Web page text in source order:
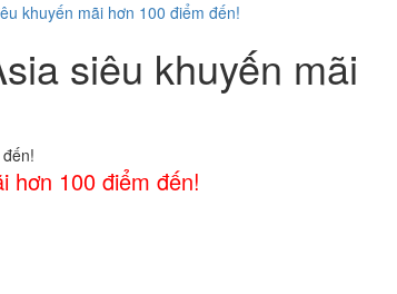
khuyến mãi hơn 100 điểm đến!
siêu khuyến mãi
hơn 100 điểm đến!